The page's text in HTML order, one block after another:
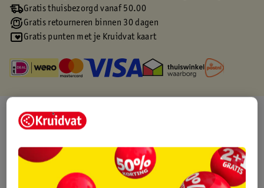
Gratis thuisbezorgd vanaf 50.00
Gratis retourneren binnen 30 dagen
Gratis punten met je Kruidvat kaart
Over dit product
Etiketinformatie